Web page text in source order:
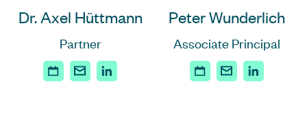
Dr. Axel Hüttmann
Partner
Peter Wunderlich
Associate Principal